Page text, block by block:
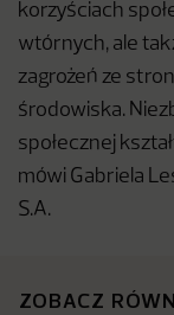
korzyściach
wtórnych, ale
zagrożeń ze
środowiska.
społecznej
mówi Gabriela
S.A.
ZOBACZ